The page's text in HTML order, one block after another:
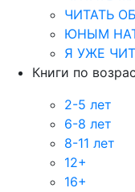
ЧИТАТЬ
ЮНЫМ
Я УЖЕ
Книги по
2-5 лет
6-8 лет
8-11 лет
12+
16+